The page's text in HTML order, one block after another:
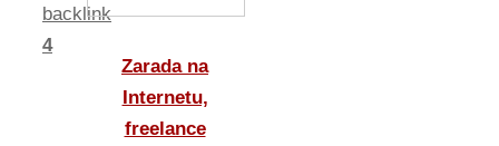
backlink
4
Zarada na
Internetu,
freelance